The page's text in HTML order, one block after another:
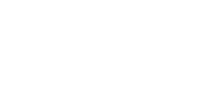
。规格：500ml/瓶保存：-15℃―-20℃有效
步解冻法（ -20℃→2-8℃→ 室温），可减少